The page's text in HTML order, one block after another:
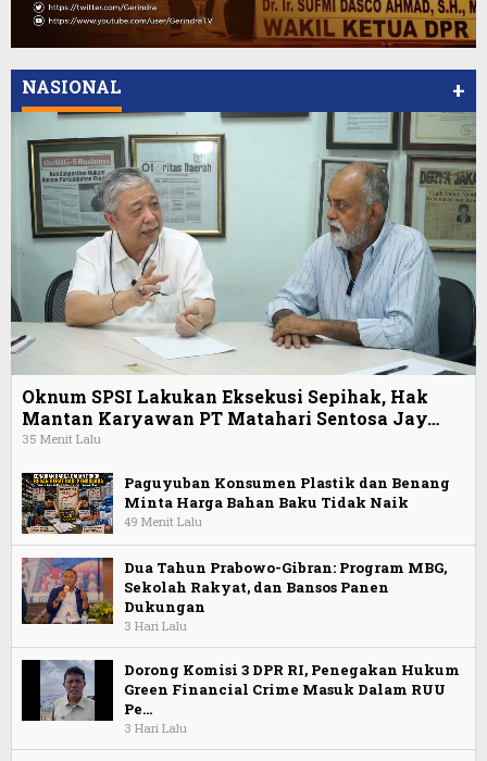
NASIONAL +
Oknum SPSI Lakukan Eksekusi Sepihak, Hak
Mantan Karyawan PT Matahari Sentosa Jay…
35 Menit Lalu
Paguyuban Konsumen Plastik dan Benang
Minta Harga Bahan Baku Tidak Naik
49 Menit Lalu
Dua Tahun Prabowo-Gibran: Program MBG,
Sekolah Rakyat, dan Bansos Panen
Dukungan
3 Hari Lalu
Dorong Komisi 3 DPR RI, Penegakan Hukum
Green Financial Crime Masuk Dalam RUU
Pe…
3 Hari Lalu